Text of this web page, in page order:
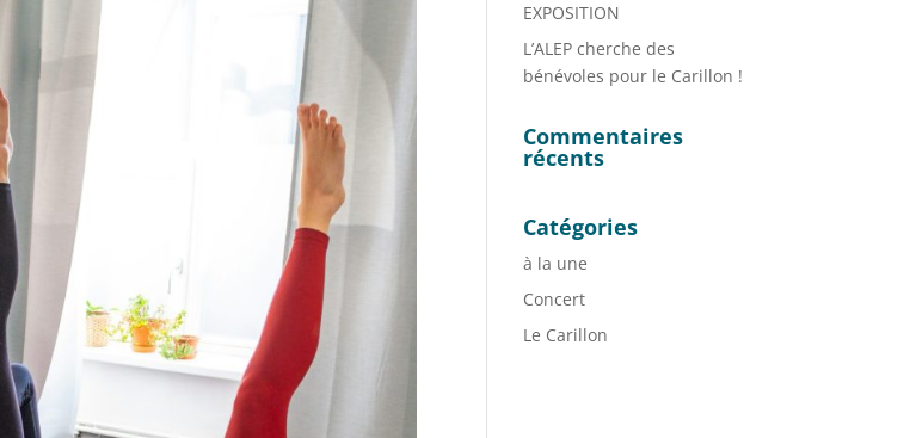
EXPOSITION
L’ALEP cherche des
bénévoles pour le Carillon !
Commentaires
récents
Catégories
à la une
Concert
Le Carillon